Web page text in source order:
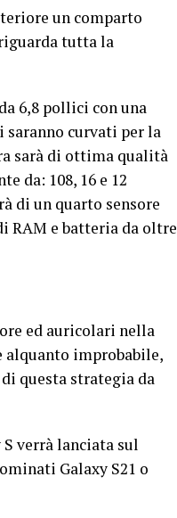
un comparto
tutta la
da 6,8 pollici con una
saranno curvati per la
sarà di ottima qualità
da: 108, 16 e 12
di un quarto sensore
RAM e batteria da oltre
ed auricolari nella
alquanto improbabile,
questa strategia da
verrà lanciata sul
Galaxy S21 o